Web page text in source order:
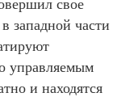
свое
западной части
управляемым
и находятся